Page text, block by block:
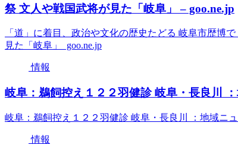
祭 文人や戦国武将が見た「岐阜」 – goo.ne.jp
「道」に着目、政治や文化の歴史たどる 岐阜市歴博
見た「岐阜」 goo.ne.jp
情報
岐阜：鵜飼控え１２２羽健診 岐阜・長良川
岐阜：鵜飼控え１２２羽健診 岐阜・長良川 ：地域ニ
情報